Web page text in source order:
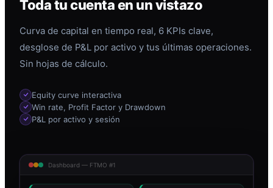
Toda tu cuenta en un vistazo
Curva de capital en tiempo real, 6 KPIs clave,
desglose de P&L por activo y tus últimas operaciones.
Sin hojas de cálculo.
Equity curve interactiva
Win rate, Profit Factor y Drawdown
P&L por activo y sesión
Dashboard — FTMO #1